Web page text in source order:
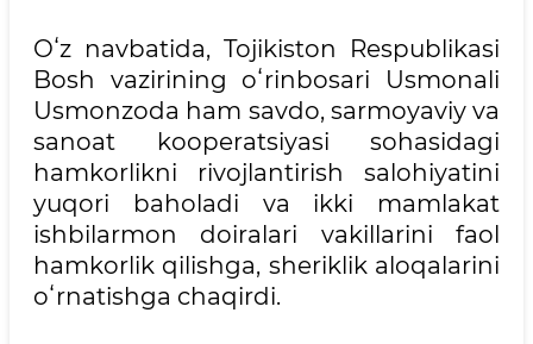
Oʻz navbatida, Tojikiston Respublikasi
Bosh vazirining oʻrinbosari Usmonali
Usmonzoda ham savdo, sarmoyaviy va
sanoat kooperatsiyasi sohasidagi
hamkorlikni rivojlantirish salohiyatini
yuqori baholadi va ikki mamlakat
ishbilarmon doiralari vakillarini faol
hamkorlik qilishga, sheriklik aloqalarini
oʻrnatishga chaqirdi.